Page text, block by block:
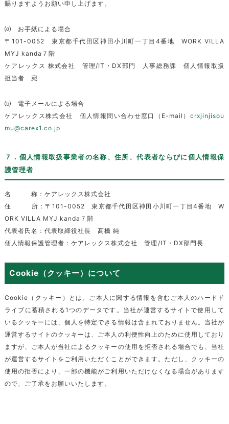
賜りますようお願い申し上げます。
⒜ お手紙による場合
〒101-0052 東京都千代田区神田小川町一丁目4番地 WORK VILLA
MYJ kanda７階
ケアレックス 株式会社 管理/IT・DX部門 人事総務課 個人情報取扱
担当者 宛
⒝ 電子メールによる場合
ケアレックス株式会社 個⼈情報問い合わせ窓⼝（E-mail） crxjinjisou
mu@carex1.co.jp
７．個人情報取扱事業者の名称、住所、代表者ならびに個人情報保
護管理者
名 称：ケアレックス株式会社
住 所：〒101-0052 東京都千代田区神田小川町一丁目4番地 W
ORK VILLA MYJ kanda７階
代表者氏名：代表取締役社長 髙橋 純
個人情報保護管理者：ケアレックス株式会社 管理/IT・DX部門長
Cookie（クッキー）について
Cookie（クッキー）とは、ご本人に関する情報を含むご本人のハードド
ライブに蓄積される1つのデータです。当社が運営するサイトで使用して
いるクッキーには、個人を特定できる情報は含まれておりません。当社が
運営するサイトのクッキーは、ご本人の利便性向上のために使用しており
ますが、ご本人が当社によるクッキーの使用を拒否される場合でも、当社
が運営するサイトをご利用いただくことができます。ただし、クッキーの
使用の拒否により、一部の機能がご利用いただけなくなる場合があります
ので、ご了承をお願いいたします。